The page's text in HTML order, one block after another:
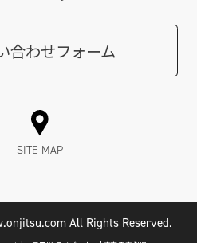
合わせフォーム
SITE MAP
All Rights Reserved.